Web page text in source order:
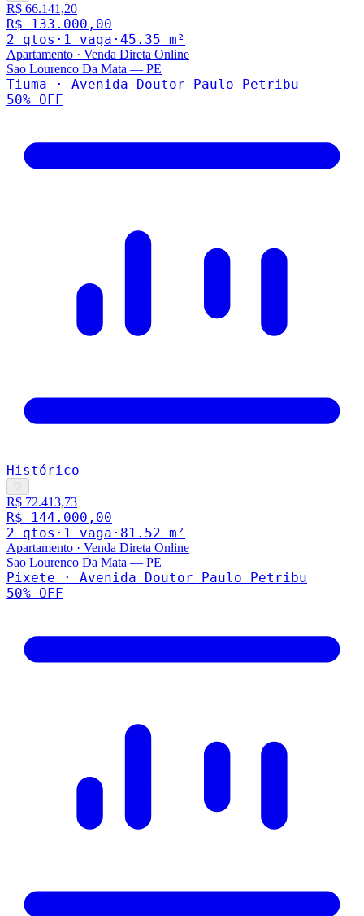
R$ 66.141,20
R$ 133.000,00
2 qtos · 1 vaga · 45.35 m²
Apartamento · Venda Direta Online
Sao Lourenco Da Mata — PE
Tiuma · Avenida Doutor Paulo Petribu
50% OFF
Histórico
♡
R$ 72.413,73
R$ 144.000,00
2 qtos · 1 vaga · 81.52 m²
Apartamento · Venda Direta Online
Sao Lourenco Da Mata — PE
Pixete · Avenida Doutor Paulo Petribu
50% OFF